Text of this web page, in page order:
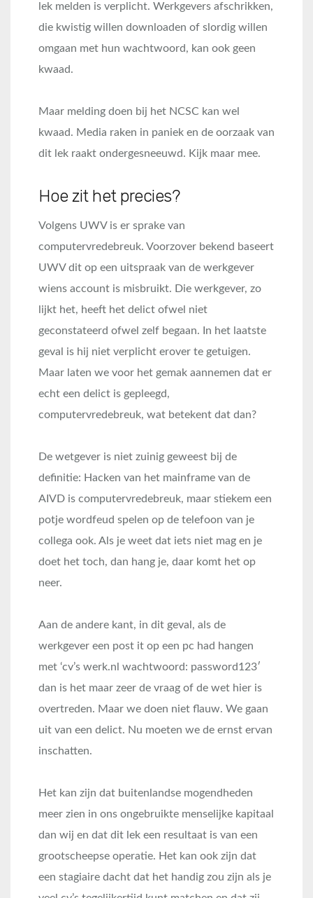
lek melden is verplicht. Werkgevers afschrikken,
die kwistig willen downloaden of slordig willen
omgaan met hun wachtwoord, kan ook geen
kwaad.
Maar melding doen bij het NCSC kan wel
kwaad. Media raken in paniek en de oorzaak van
dit lek raakt ondergesneeuwd. Kijk maar mee.
Hoe zit het precies?
Volgens UWV is er sprake van
computervredebreuk. Voorzover bekend baseert
UWV dit op een uitspraak van de werkgever
wiens account is misbruikt. Die werkgever, zo
lijkt het, heeft het delict ofwel niet
geconstateerd ofwel zelf begaan. In het laatste
geval is hij niet verplicht erover te getuigen.
Maar laten we voor het gemak aannemen dat er
echt een delict is gepleegd,
computervredebreuk, wat betekent dat dan?
De wetgever is niet zuinig geweest bij de
definitie: Hacken van het mainframe van de
AIVD is computervredebreuk, maar stiekem een
potje wordfeud spelen op de telefoon van je
collega ook. Als je weet dat iets niet mag en je
doet het toch, dan hang je, daar komt het op
neer.
Aan de andere kant, in dit geval, als de
werkgever een post it op een pc had hangen
met ‘cv’s werk.nl wachtwoord: password123′
dan is het maar zeer de vraag of de wet hier is
overtreden. Maar we doen niet flauw. We gaan
uit van een delict. Nu moeten we de ernst ervan
inschatten.
Het kan zijn dat buitenlandse mogendheden
meer zien in ons ongebruikte menselijke kapitaal
dan wij en dat dit lek een resultaat is van een
grootscheepse operatie. Het kan ook zijn dat
een stagiaire dacht dat het handig zou zijn als je